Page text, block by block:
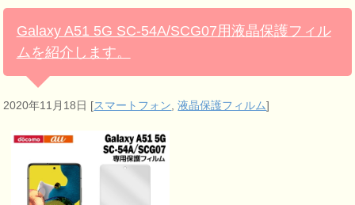
Galaxy A51 5G SC-54A/SCG07用液晶保護フィル
ムを紹介します。
2020年11月18日 [スマートフォン,液晶保護フィルム]